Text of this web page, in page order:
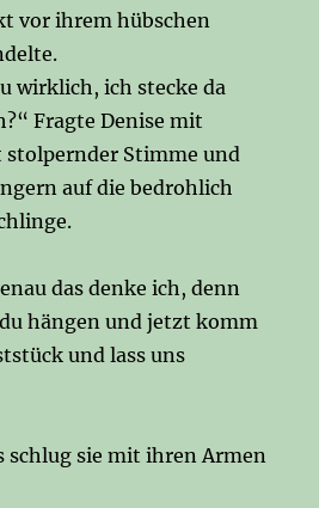
vor ihrem hübschen
wirklich, ich stecke da
Fragte Denise mit
Stimme und
auf die bedrohlich
das denke ich, denn
hängen und jetzt komm
und lass uns
schlug sie mit ihren Armen